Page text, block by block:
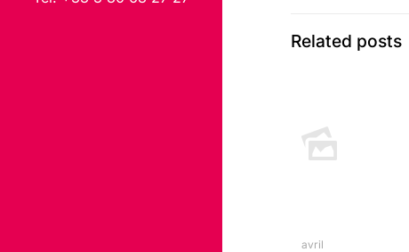
Related posts
avril